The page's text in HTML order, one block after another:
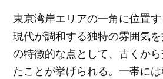
東京湾岸エリアの一角に位置
現代が調和する独特の雰囲気
の特徴的な点として、古くか
たことが挙げられる。一帯に